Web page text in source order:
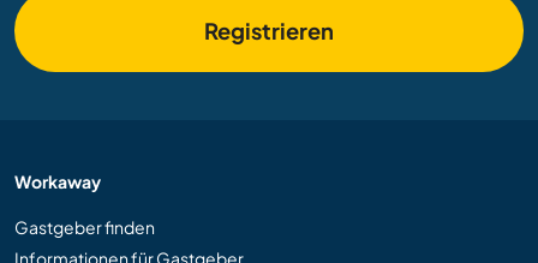
Registrieren
Workaway
Gastgeber finden
Informationen für Gastgeber